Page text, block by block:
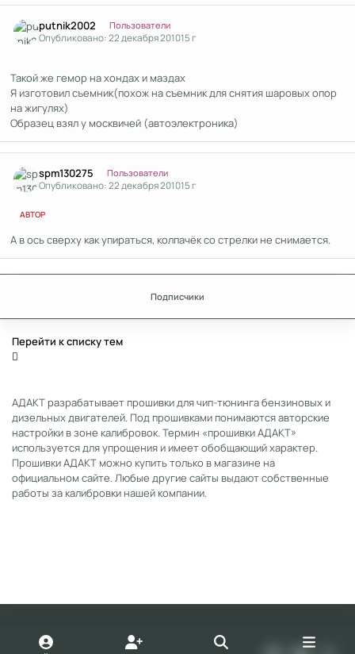
putnik2002 Пользователи
Опубликовано:22 декабря 201015 г
Такой же гемор на хондах и маздах
Я изготовил съемник(похож на съемник для снятия шаровых опор
на жигулях)
Образец взял у москвичей (автоэлектроника)
spm130275 Пользователи
Опубликовано:22 декабря 201015 г
АВТОР
А в ось сверху как упираться, колпачёк со стрелки не снимается.
Подписчики
Перейти к списку тем
АДАКТ разрабатывает прошивки для чип-тюнинга бензиновых и
дизельных двигателей. Под прошивками понимаются авторские
настройки в зоне калибровок. Термин «прошивки АДАКТ»
используется для упрощения и имеет обобщающий характер.
Прошивки АДАКТ можно купить только в магазине на
официальном сайте. Любые другие сайты выдают собственные
работы за калибровки нашей компании.
Light ModeDark ModeSystem Preference t